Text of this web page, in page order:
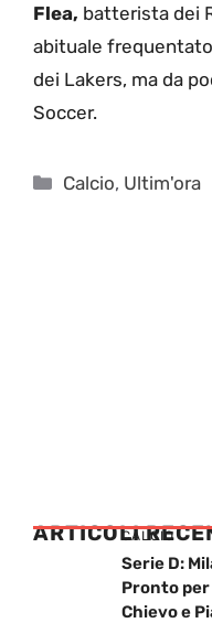
Flea, batterista dei
abituale
dei Lakers, ma da
Soccer.
Categorie
Calcio, Ultim'ora
ARTICOLICALCIO
Serie D:
Pronto per
Chievo e